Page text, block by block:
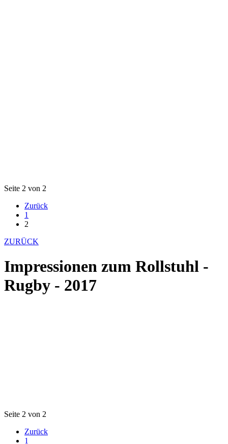
Seite 2 von 2
Zurück
1
2
ZURÜCK
Impressionen zum Rollstuhl -
Rugby - 2017
Seite 2 von 2
Zurück
1